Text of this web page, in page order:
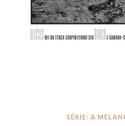
SÉRIE: A